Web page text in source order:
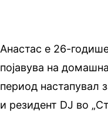
Анастас е 26-
појавува на
период настапувал
и резидент DJ во